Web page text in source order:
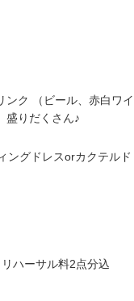
ンク （ビール、赤白ワイ
盛りだくさん♪
ングドレスorカクテルド
ハーサル料2点分込